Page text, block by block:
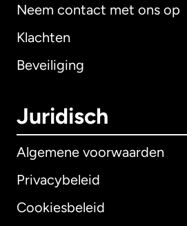
Neem contact met ons op
Klachten
Beveiliging
Juridisch
Algemene voorwaarden
Privacybeleid
Cookiesbeleid